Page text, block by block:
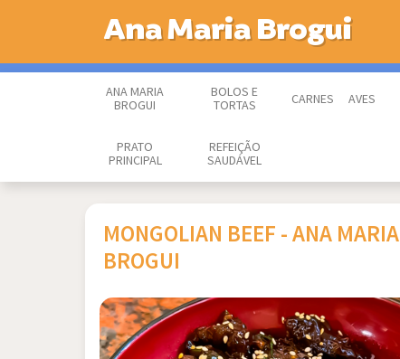
Ana Maria Brogui
ANA MARIA
BROGUI
BOLOS E
TORTAS
CARNES AVES
PRATO
PRINCIPAL
REFEIÇÃO
SAUDÁVEL
MONGOLIAN BEEF - ANA MARIA
BROGUI